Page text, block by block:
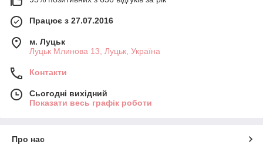
Працює з 27.07.2016
м. Луцьк
Луцьк Млинова 13, Луцьк, Україна
Контакти
Сьогодні вихідний
Показати весь графік роботи
Про нас